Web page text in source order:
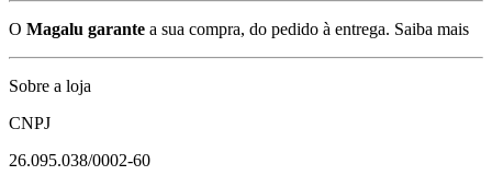
O Magalu garante a sua compra, do pedido à entrega. Saiba mais
Sobre a loja
CNPJ
26.095.038/0002-60